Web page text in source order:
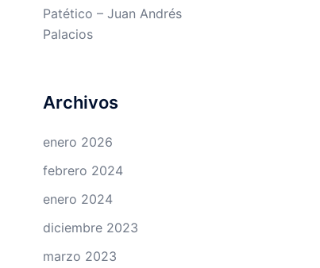
Patético – Juan Andrés
Palacios
Archivos
enero 2026
febrero 2024
enero 2024
diciembre 2023
marzo 2023